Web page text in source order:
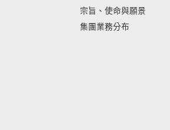
宗旨、使命與願景
集團業務分布